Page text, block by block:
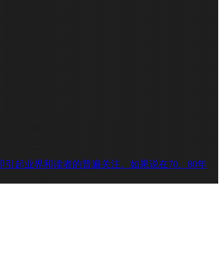
起业界和读者的普遍关注。如果说在70、80年